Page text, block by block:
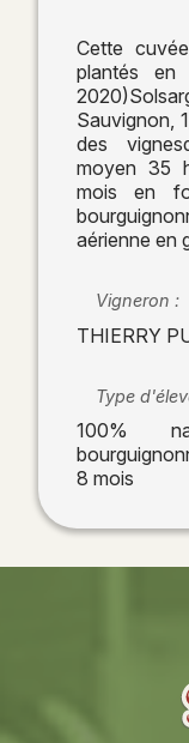
Cette
plantés
Sauvignon,
des
moyen 35
mois en
aérienne en
Vigneron :
THIERRY
Type
100%
8 mois